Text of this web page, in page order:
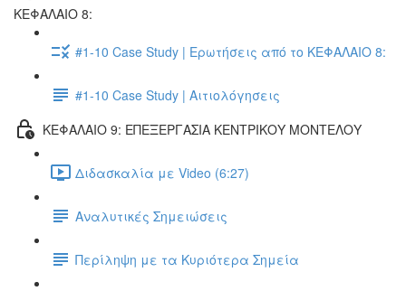
ΚΕΦΑΛΑΙΟ 8:
#1-10 Case Study | Ερωτήσεις από το ΚΕΦΑΛΑΙΟ 8:
#1-10 Case Study | Αιτιολόγησεις
ΚΕΦΑΛΑΙΟ 9: ΕΠΕΞΕΡΓΑΣΙΑ ΚΕΝΤΡΙΚΟΥ ΜΟΝΤΕΛΟΥ
Διδασκαλία με Video (6:27)
Αναλυτικές Σημειώσεις
Περίληψη με τα Κυριότερα Σημεία